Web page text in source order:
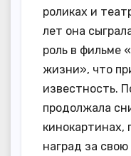
роликах и
лет она
роль в фильме
жизни», что
известность.
продолжала
кинокартинах,
наград за свою